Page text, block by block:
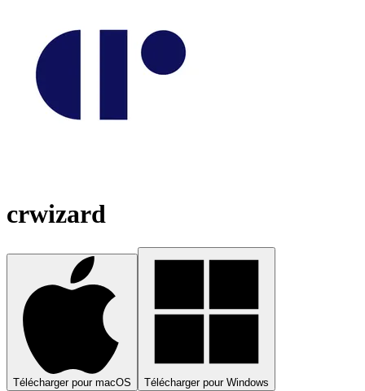
crwizard
Télécharger pour macOS Télécharger pour Windows